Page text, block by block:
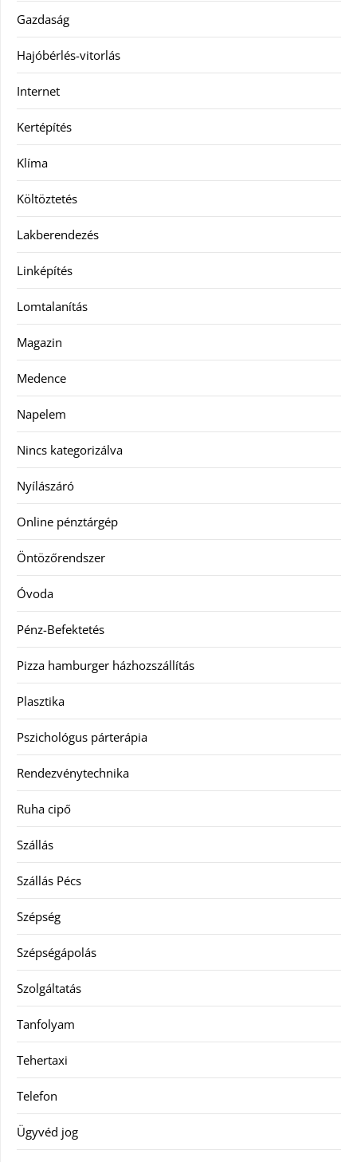
Gazdaság
Hajóbérlés-vitorlás
Internet
Kertépítés
Klíma
Költöztetés
Lakberendezés
Linképítés
Lomtalanítás
Magazin
Medence
Napelem
Nincs kategorizálva
Nyílászáró
Online pénztárgép
Öntözőrendszer
Óvoda
Pénz-Befektetés
Pizza hamburger házhozszállítás
Plasztika
Pszichológus párterápia
Rendezvénytechnika
Ruha cipő
Szállás
Szállás Pécs
Szépség
Szépségápolás
Szolgáltatás
Tanfolyam
Tehertaxi
Telefon
Ügyvéd jog